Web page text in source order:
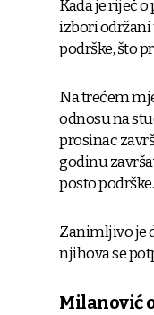
Kada je riječ
izbori održani
podrške, što
Na trećem
odnosu na
prosinac
godinu
posto
Zanimljivo je
njihova se
Milanović